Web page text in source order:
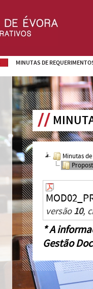
MINUTAS DE
Minutas
versão10,
* A
Gestão